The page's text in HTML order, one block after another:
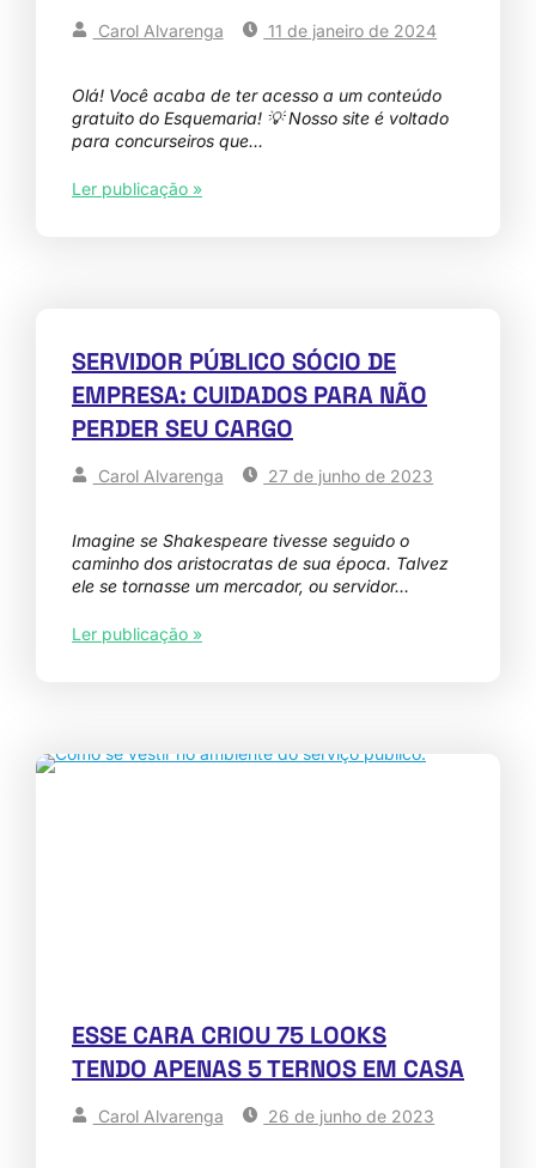
Carol Alvarenga 11 de janeiro de 2024
Olá! Você acaba de ter acesso a um conteúdo
gratuito do Esquemaria! 💡 Nosso site é voltado
para concurseiros que…
Ler publicação »
SERVIDOR PÚBLICO SÓCIO DE
EMPRESA: CUIDADOS PARA NÃO
PERDER SEU CARGO
Carol Alvarenga 27 de junho de 2023
Imagine se Shakespeare tivesse seguido o
caminho dos aristocratas de sua época. Talvez
ele se tornasse um mercador, ou servidor…
Ler publicação »
ESSE CARA CRIOU 75 LOOKS
TENDO APENAS 5 TERNOS EM CASA
Carol Alvarenga 26 de junho de 2023